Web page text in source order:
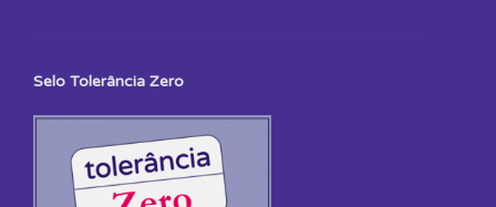
Selo Tolerância Zero